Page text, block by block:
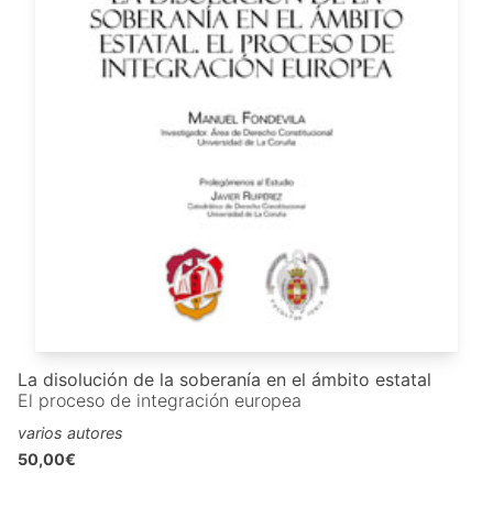
La disolución de la soberanía en el ámbito estatal
El proceso de integración europea
varios autores
50,00€